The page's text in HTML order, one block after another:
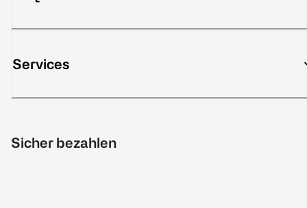
Services
Sicher bezahlen